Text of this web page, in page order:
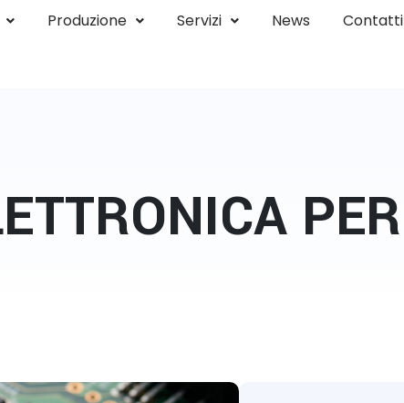
Produzione Servizi News Contatti
PER